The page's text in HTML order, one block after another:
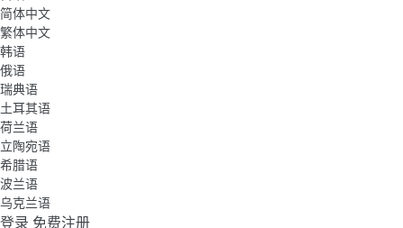
简体中文
繁体中文
韩语
俄语
瑞典语
土耳其语
荷兰语
立陶宛语
希腊语
波兰语
乌克兰语
登录 免费注册